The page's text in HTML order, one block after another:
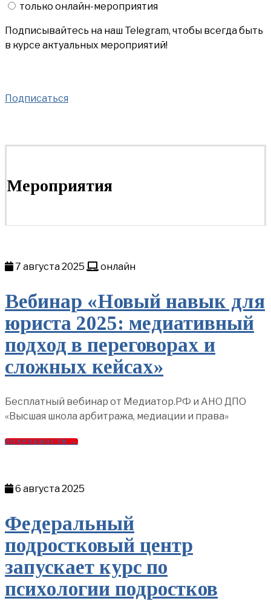
только онлайн-мероприятия
Подписывайтесь на наш Telegram, чтобы всегда быть
в курсе актуальных мероприятий!
Подписаться
Мероприятия
7 августа 2025 онлайн
Вебинар «Новый навык для
юриста 2025: медиативный
подход в переговорах и
сложных кейсах»
Бесплатный вебинар от Медиатор.РФ и АНО ДПО
«Высшая школа арбитража, медиации и права»
ПОДРОБНОСТИ →
6 августа 2025
Федеральный
подростковый центр
запускает курс по
психологии подростков